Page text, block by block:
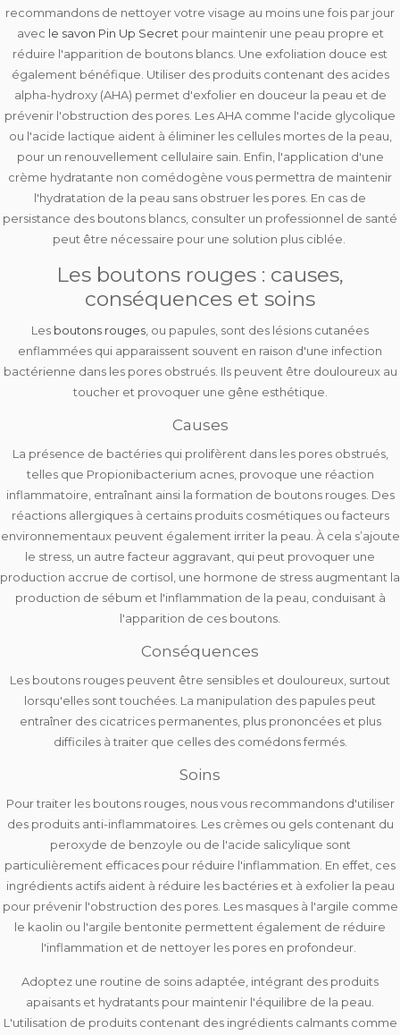
recommandons de nettoyer votre visage au moins une fois par jour
avec le savon Pin Up Secret pour maintenir une peau propre et
réduire l'apparition de boutons blancs . Une exfoliation douce est
également bénéfique. Utiliser des produits contenant des acides
alpha-hydroxy (AHA) permet d'exfolier en douceur la peau et de
prévenir l'obstruction des pores. Les AHA comme l'acide glycolique
ou l'acide lactique aident à éliminer les cellules mortes de la peau,
pour un renouvellement cellulaire sain. Enfin, l'application d'une
crème hydratante non comédogène vous permettra de maintenir
l'hydratation de la peau sans obstruer les pores. En cas de
persistance des boutons blancs, consulter un professionnel de santé
peut être nécessaire pour une solution plus ciblée.
Les boutons rouges : causes,
conséquences et soins
Les boutons rouges , ou papules, sont des lésions cutanées
enflammées qui apparaissent souvent en raison d'une infection
bactérienne dans les pores obstrués. Ils peuvent être douloureux au
toucher et provoquer une gêne esthétique.
Causes
La présence de bactéries qui prolifèrent dans les pores obstrués,
telles que Propionibacterium acnes, provoque une réaction
inflammatoire, entraînant ainsi la formation de boutons rouges. Des
réactions allergiquesà certains produits cosmétiques ou facteurs
environnementaux peuvent également irriter la peau. À cela s’ajoute
le stress , un autre facteur aggravant, qui peut provoquer une
production accrue de cortisol, une hormone de stress augmentant la
production de sébum et l'inflammation de la peau , conduisant à
l'apparition de ces boutons.
Conséquences
Les boutons rouges peuvent être sensibles et douloureux , surtout
lorsqu'elles sont touchées. La manipulation des papules peut
entraîner des cicatrices permanentes, plus prononcées et plus
difficiles à traiter que celles des comédons fermés.
Soins
Pour traiter les boutons rouges, nous vous recommandons d'utiliser
des produits anti-inflammatoires. Les crèmes ou gels contenant du
peroxyde de benzoyle ou de l'acide salicylique sont
particulièrement efficaces pour réduire l'inflammation. En effet, ces
ingrédients actifs aident à réduire les bactéries et à exfolier la peau
pour prévenir l'obstruction des pores. Les masques à l'argile comme
le kaolin ou l'argile bentonite permettent également de réduire
l'inflammation et de nettoyer les pores en profondeur.
Adoptez une routine de soins adaptée, intégrant des produits
apaisants et hydratants pour maintenir l'équilibre de la peau
L'utilisation de produits contenant des ingrédients calmants comme